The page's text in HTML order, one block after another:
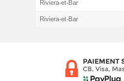
Riviera-et-Bar
Riviera-et-Bar